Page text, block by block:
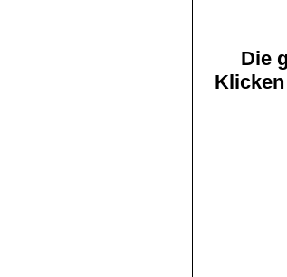
Die